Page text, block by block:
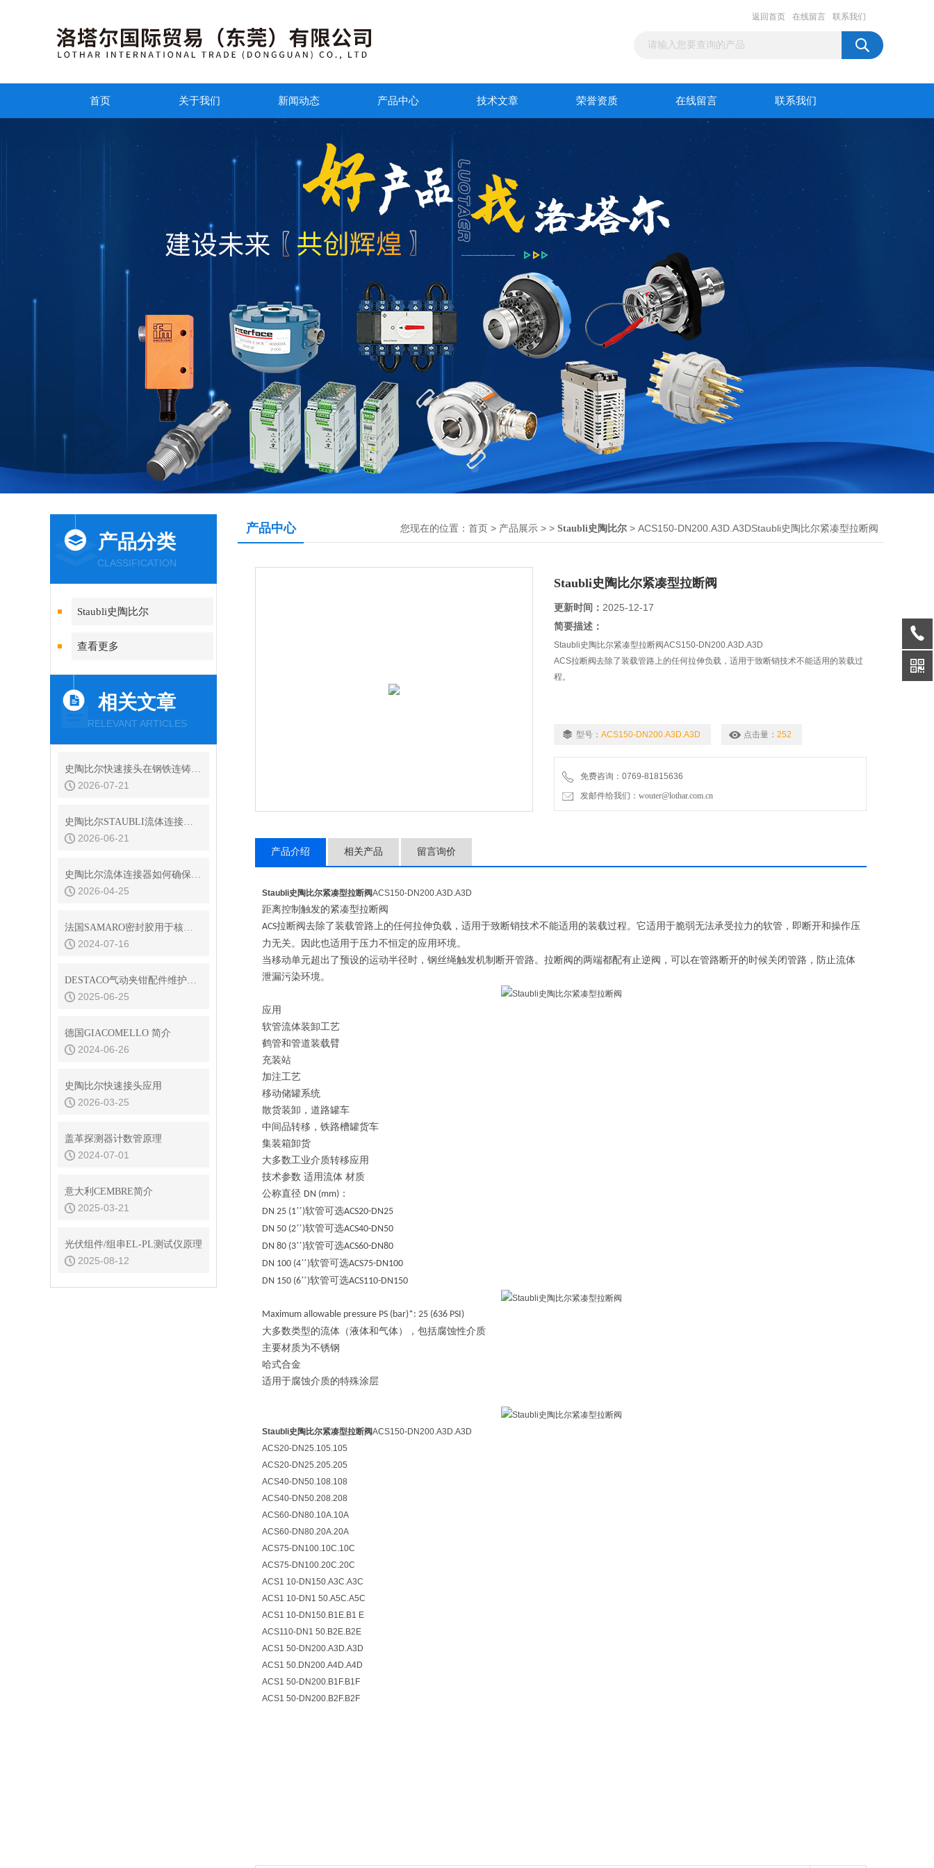
返回首页 在线留言 联系我们
首页 关于我们 新闻动态 产品中心 技术文章 荣誉资质 在线留言 联系我们
产品分类
CLASSIFICATION
Staubli史陶比尔
查看更多
相关文章
RELEVANT ARTICLES
史陶比尔快速接头在钢铁连铸设备结晶器冷却水快换中的耐振动性
2026-07-21
史陶比尔STAUBLI流体连接器的平面阀技术与无滴漏设计
2026-06-21
史陶比尔流体连接器如何确保连接处的密封？
2026-04-25
法国SAMARO密封胶用于核电特殊场合
2024-07-16
DESTACO气动夹钳配件维护与保养技巧
2025-06-25
德国GIACOMELLO 简介
2024-06-26
史陶比尔快速接头应用
2026-03-25
盖革探测器计数管原理
2024-07-01
意大利CEMBRE简介
2025-03-21
光伏组件/组串EL-PL测试仪原理
2025-08-12
产品中心 您现在的位置： 首页 > 产品展示 > > Staubli史陶比尔 > ACS150-DN200.A3D.A3DStaubli史陶比尔紧凑型拉断阀
Staubli史陶比尔紧凑型拉断阀
更新时间： 2025-12-17
简要描述：
Staubli史陶比尔紧凑型拉断阀ACS150-DN200.A3D.A3D
ACS拉断阀去除了装载管路上的任何拉伸负载，适用于致断销技术不能适用的装载过
程。
型号： ACS150-DN200.A3D.A3D 点击量： 252
免费咨询：0769-81815636
发邮件给我们：wouter@lothar.com.cn
产品介绍 相关产品 留言询价
Staubli史陶比尔紧凑型拉断阀ACS150-DN200.A3D.A3D
距离控制触发的紧凑型拉断阀
ACS拉断阀去除了装载管路上的任何拉伸负载，适用于致断销技术不能适用的装载过程。它适用于脆弱无法承受拉力的软管，即断开和操作压
力无关。因此也适用于压力不恒定的应用环境。
当移动单元超出了预设的运动半径时，钢丝绳触发机制断开管路。拉断阀的两端都配有止逆阀，可以在管路断开的时候关闭管路，防止流体
泄漏污染环境。
应用
软管流体装卸工艺
鹤管和管道装载臂
充装站
加注工艺
移动储罐系统
散货装卸，道路罐车
中间品转移，铁路槽罐货车
集装箱卸货
大多数工业介质转移应用
技术参数 适用流体 材质
公称直径 DN (mm) ：
DN 25 (1’’)软管可选ACS20-DN25
DN 50 (2’’)软管可选ACS40-DN50
DN 80 (3’’)软管可选ACS60-DN80
DN 100 (4’’)软管可选ACS75-DN100
DN 150 (6’’)软管可选ACS110-DN150
Maximum allowable pressure PS (bar)*: 25 (636 PSI)
大多数类型的流体（液体和气体），包括腐蚀性介质
主要材质为不锈钢
哈式合金
适用于腐蚀介质的特殊涂层
Staubli史陶比尔紧凑型拉断阀ACS150-DN200.A3D.A3D
ACS20-DN25.105.105
ACS20-DN25.205.205
ACS40-DN50.108.108
ACS40-DN50.208.208
ACS60-DN80.10A.10A
ACS60-DN80.20A.20A
ACS75-DN100.10C.10C
ACS75-DN100.20C.20C
ACS1 10-DN150.A3C.A3C
ACS1 10-DN1 50.A5C.A5C
ACS1 10-DN150.B1E.B1 E
ACS110-DN1 50.B2E.B2E
ACS1 50-DN200.A3D.A3D
ACS1 50.DN200.A4D.A4D
ACS1 50-DN200.B1F.B1F
ACS1 50-DN200.B2F.B2F